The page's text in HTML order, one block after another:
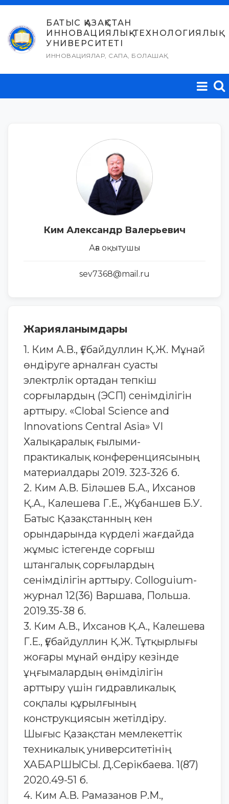
Skip
content
БАТЫС ҚАЗАҚСТАН
ИННОВАЦИЯЛЫҚ-ТЕХНОЛОГИЯЛЫҚ
УНИВЕРСИТЕТІ
ИННОВАЦИЯЛАР, САПА, БОЛАШАҚ
Ким Александр Валерьевич
Аға оқытушы
sev7368@mail.ru
Жарияланымдары
1. Ким А.В., Ғұбайдуллин Қ.Ж. Мұнай
өндіруге арналған суасты
электрлік ортадан тепкіш
сорғылардың (ЭСП) сенімділігін
арттыру. «Clobal Science and
Innovations Central Asia» VI
Халықаралық ғылыми-
практикалық конференциясының
материалдары 2019. 323-326 б.
2. Ким А.В. Біләшев Б.А., Ихсанов
Қ.А., Калешева Г.Е., Жұбаншев Б.У.
Батыс Қазақстанның кен
орындарында күрделі жағдайда
жұмыс істегенде сорғыш
штангалық сорғылардың
сенімділігін арттыру. Colloguium-
журнал 12(36) Варшава, Польша.
2019.35-38 б.
3. Ким А.В., Ихсанов Қ.А., Калешева
Г.Е., Ғұбайдуллин Қ.Ж. Тұтқырлығы
жоғары мұнай өндіру кезінде
ұңғымалардың өнімділігін
арттыру үшін гидравликалық
соқпалы құрылғының
конструкциясын жетілдіру.
Шығыс Қазақстан мемлекеттік
техникалық университетінің
ХАБАРШЫСЫ. Д.Серікбаева. 1(87)
2020.49-51 б.
4. Ким А.В. Рамазанов Р.М.,